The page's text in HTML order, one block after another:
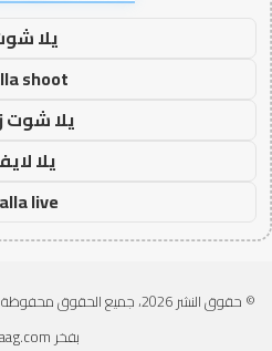
يلا
shoot
يلا شوت
يلا
live
© حقوق النشر 2026، جميع الحقوق محفوظة |
بفخر